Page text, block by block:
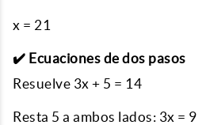
x = 21
✔️ Ecuaciones de dos pasos
Resuelve 3x + 5 = 14
Resta 5 a ambos lados: 3x = 9